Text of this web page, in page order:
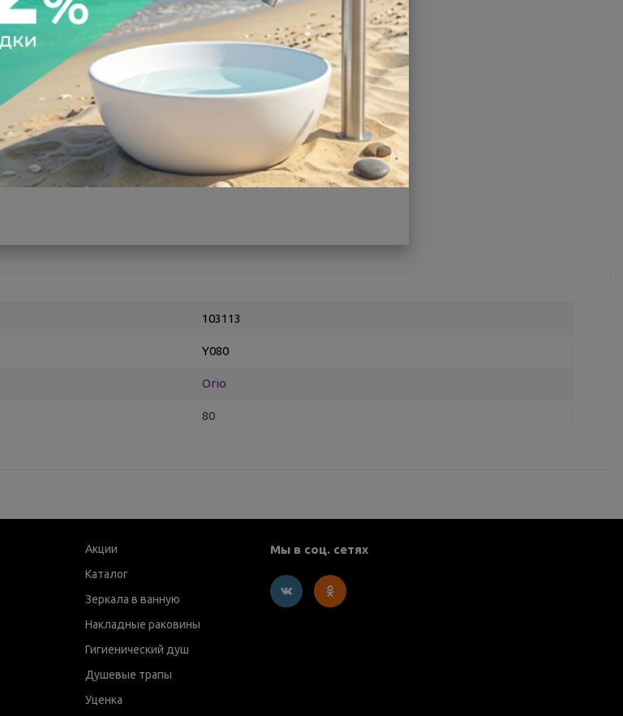
Всегда низкие цены
103113
Y080
Orio
80
Акции
Каталог
Зеркала в ванную
Накладные раковины
Гигиенический душ
Душевые трапы
Уценка
Мы в соц. сетях